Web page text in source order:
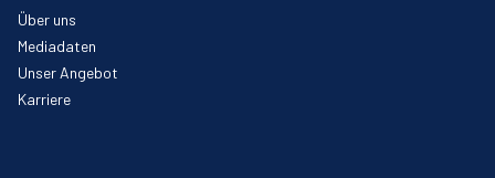
Über uns
Mediadaten
Unser Angebot
Karriere